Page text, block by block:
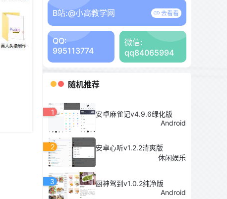
B站:@小高教学网 去看看
QQ:
995113774
微信:
qq84065994
随机推荐
1
安卓麻雀记v4.9.6绿化版
Android
2
安卓心听v1.2.2清爽版
休闲娱乐
3
厨神驾到v1.0.2纯净版
Android